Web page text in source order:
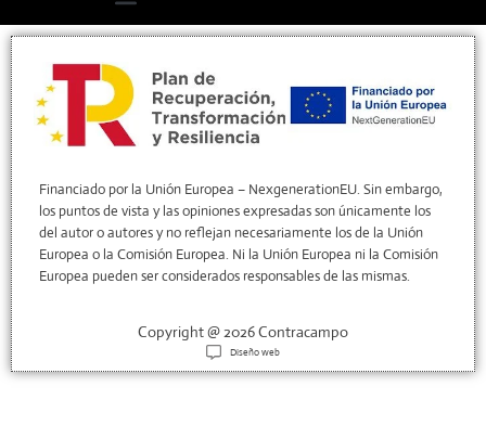
Financiado por la Unión Europea – NexgenerationEU. Sin embargo,
los puntos de vista y las opiniones expresadas son únicamente los
del autor o autores y no reflejan necesariamente los de la Unión
Europea o la Comisión Europea. Ni la Unión Europea ni la Comisión
Europea pueden ser considerados responsables de las mismas.
Copyright @ 2026 Contracampo
Diseño web